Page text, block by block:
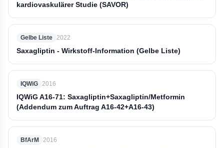
kardiovaskulärer Studie (SAVOR)
Gelbe Liste 2022
Saxagliptin - Wirkstoff-Information (Gelbe Liste)
IQWiG 2016
IQWiG A16-71: Saxagliptin+Saxagliptin/Metformin
(Addendum zum Auftrag A16-42+A16-43)
BfArM 2016